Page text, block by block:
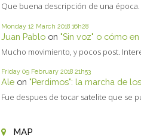
Que buena descripción de una
Monday 12 March 2018 16h28
Juan Pablo on "Sin voz" o cómo en
Mucho movimiento, y pocos post.
Friday 09 February 2018 21h53
Ale on "Perdimos": la marcha de
Fue despues de tocar satelite que se
MAP